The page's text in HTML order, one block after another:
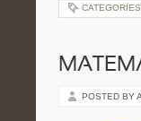
POSTED BY